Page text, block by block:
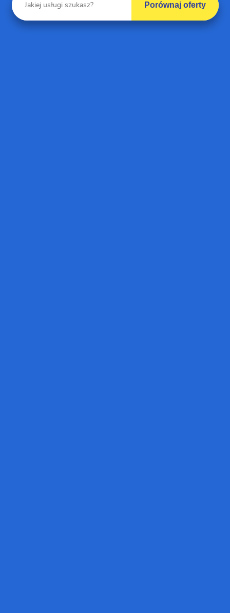
Porównaj oferty